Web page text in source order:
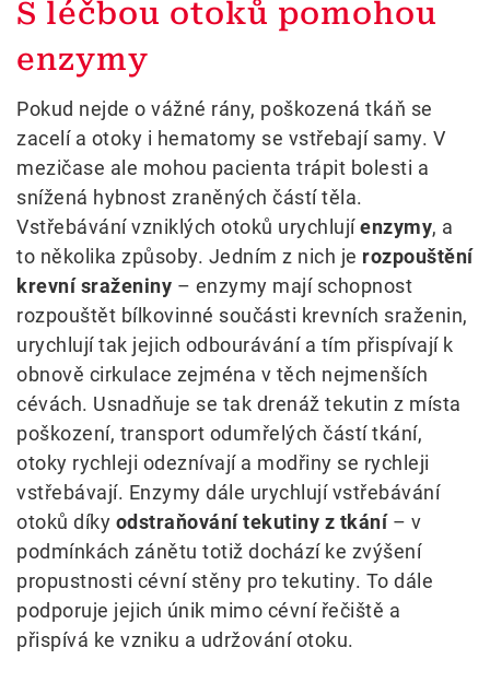
S léčbou otoků pomohou
enzymy
Pokud nejde o vážné rány, poškozená tkáň se
zacelí a otoky i hematomy se vstřebají samy. V
mezičase ale mohou pacienta trápit bolesti a
snížená hybnost zraněných částí těla.
Vstřebávání vzniklých otoků urychlujíenzymy, a
to několika způsoby. Jedním z nich je rozpouštění
krevní sraženiny – enzymy mají schopnost
rozpouštět bílkovinné součásti krevních sraženin,
urychlují tak jejich odbourávání a tím přispívají k
obnově cirkulace zejména v těch nejmenších
cévách. Usnadňuje se tak drenáž tekutin z místa
poškození, transport odumřelých částí tkání,
otoky rychleji odeznívají a modřiny se rychleji
vstřebávají. Enzymy dále urychlují vstřebávání
otoků díky odstraňování tekutiny z tkání – v
podmínkách zánětu totiž dochází ke zvýšení
propustnosti cévní stěny pro tekutiny. To dále
podporuje jejich únik mimo cévní řečiště a
přispívá ke vzniku a udržování otoku.